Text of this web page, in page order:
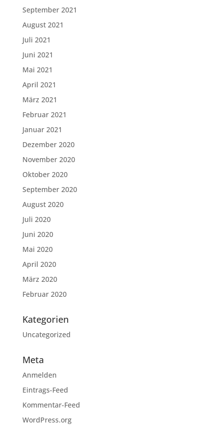
September 2021
August 2021
Juli 2021
Juni 2021
Mai 2021
April 2021
März 2021
Februar 2021
Januar 2021
Dezember 2020
November 2020
Oktober 2020
September 2020
August 2020
Juli 2020
Juni 2020
Mai 2020
April 2020
März 2020
Februar 2020
Kategorien
Uncategorized
Meta
Anmelden
Eintrags-Feed
Kommentar-Feed
WordPress.org